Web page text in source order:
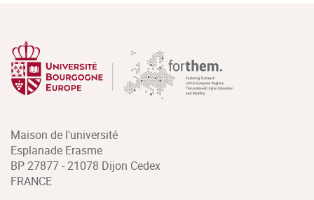
Maison de l'université
Esplanade Erasme
BP 27877 - 21078 Dijon Cedex
FRANCE